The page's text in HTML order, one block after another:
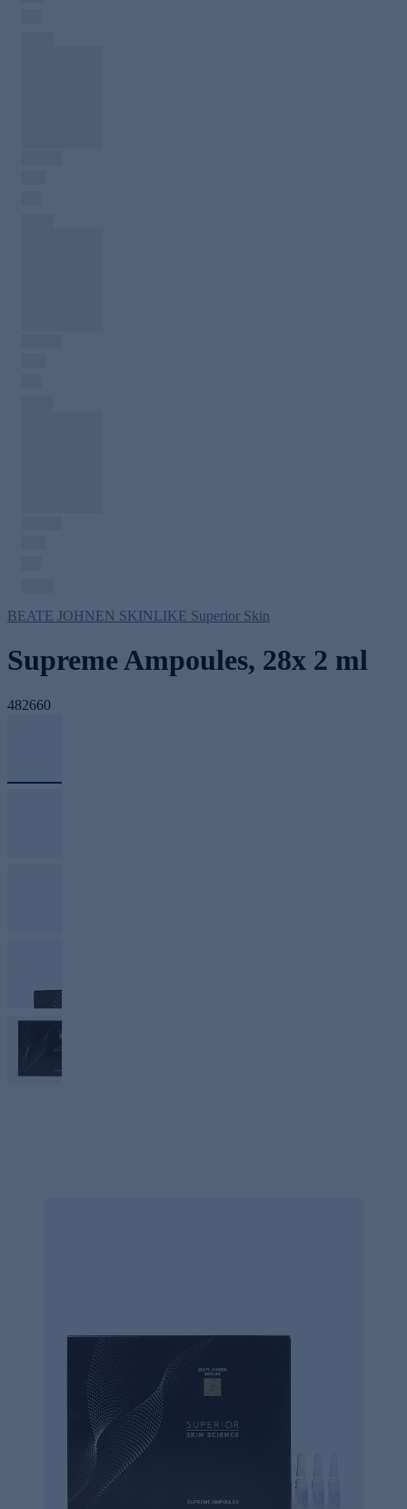
BEATE JOHNEN SKINLIKE Superior Skin
Supreme Ampoules, 28x 2 ml
482660